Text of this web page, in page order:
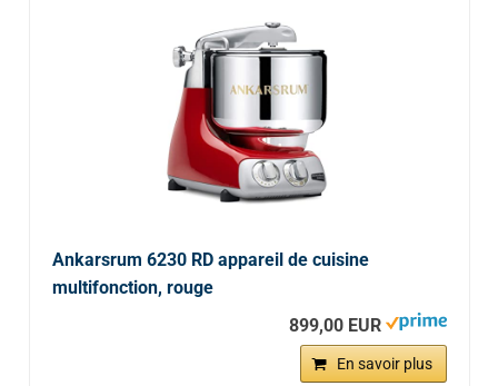
Ankarsrum 6230 RD appareil de cuisine
multifonction, rouge
899,00 EUR
En savoir plus